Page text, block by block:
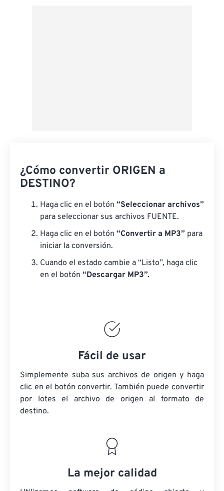
¿Cómo convertir ORIGEN a
DESTINO?
Haga clic en el botón “Seleccionar archivos”
para seleccionar sus archivos FUENTE.
Haga clic en el botón “Convertir a MP3” para
iniciar la conversión.
Cuando el estado cambie a “Listo”, haga clic
en el botón “Descargar MP3”.
Fácil de usar
Simplemente suba sus archivos de origen y haga
clic en el botón convertir. También puede convertir
por lotes el archivo de origen al formato de
destino.
La mejor calidad